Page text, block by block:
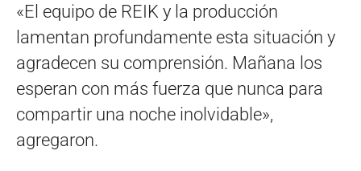
«El equipo de REIK y la producción
lamentan profundamente esta situación y
agradecen su comprensión. Mañana los
esperan con más fuerza que nunca para
compartir una noche inolvidable»,
agregaron.